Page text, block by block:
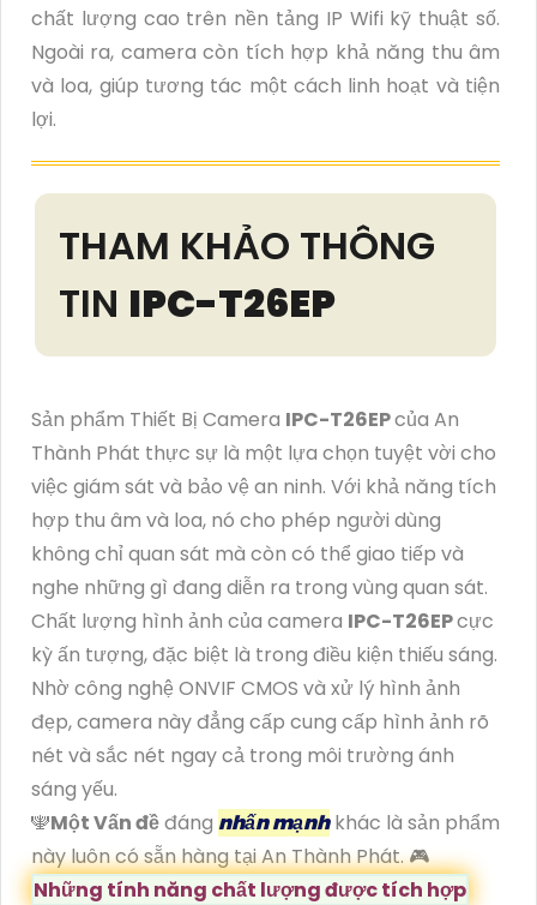
chất lượng cao trên nền tảng IP Wifi kỹ thuật số.
Ngoài ra, camera còn tích hợp khả năng thu âm
và loa, giúp tương tác một cách linh hoạt và tiện
lợi.
THAM KHẢO THÔNG
TIN IPC-T26EP
Sản phẩm Thiết Bị Camera IPC-T26EPcủa An
Thành Phát thực sự là một lựa chọn tuyệt vời cho
việc giám sát và bảo vệ an ninh. Với khả năng tích
hợp thu âm và loa, nó cho phép người dùng
không chỉ quan sát mà còn có thể giao tiếp và
nghe những gì đang diễn ra trong vùng quan sát.
Chất lượng hình ảnh của camera IPC-T26EPcực
kỳ ấn tượng, đặc biệt là trong điều kiện thiếu sáng.
Nhờ công nghệ ONVIF CMOS và xử lý hình ảnh
đẹp, camera này đẳng cấp cung cấp hình ảnh rõ
nét và sắc nét ngay cả trong môi trường ánh
sáng yếu.
🕎Một Vấn đềđáng nhấn mạnhkhác là sản phẩm
này luôn có sẵn hàng tại An Thành Phát. 🎮
Những tính năng chất lượng được tích hợp